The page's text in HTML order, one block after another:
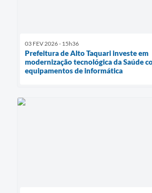
03 FEV 2026 - 15h36
Prefeitura de Alto Taquari investe em
modernização tecnológica da Saúde
equipamentos de informática